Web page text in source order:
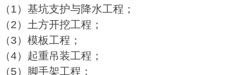
（1）基坑支护与降水工程；
（2）土方开挖工程；
（3）模板工程；
（4）起重吊装工程；
（5）脚手架工程；